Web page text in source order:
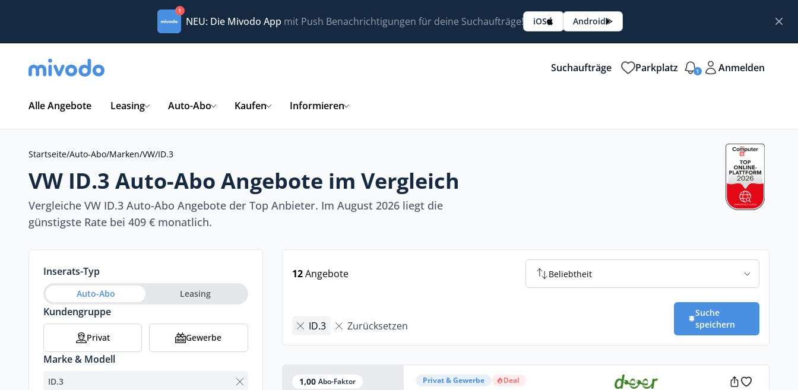
1
NEU: Die Mivodo App mit Push Benachrichtigungen für deine Suchaufträge! iOS Android
Suchaufträge Parkplatz 1 Anmelden
Alle Angebote Leasing Auto-Abo Kaufen Informieren
Startseite/Auto-Abo/Marken/VW/ID.3
VW ID.3 Auto-Abo Angebote im Vergleich
Vergleiche VW ID.3 Auto-Abo Angebote der Top Anbieter. Im August 2026 liegt die
günstigste Rate bei 409 € monatlich.
Inserats-Typ
Auto-Abo Leasing
Kundengruppe
Privat Gewerbe
Marke & Modell
ID.3
12Angebote Beliebtheit
ID.3 Zurücksetzen
Suche
speichern
1,00 Abo-Faktor Privat & Gewerbe Deal